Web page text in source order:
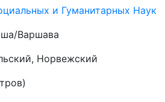
и Гуманитарных Наук
Варшава
Норвежский